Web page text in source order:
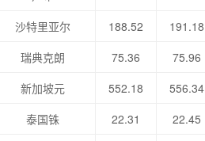
沙特里亚尔
188.52 191.18
瑞典克朗
75.36 75.96
新加坡元
552.18 556.34
泰国铢
22.31 22.45